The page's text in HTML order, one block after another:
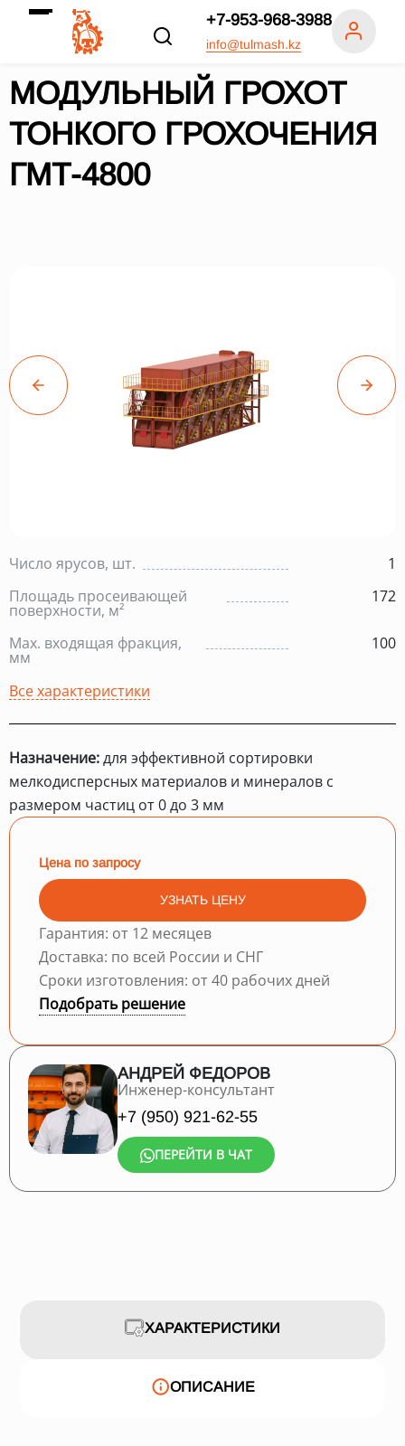
+7-953-968-3988
info@tulmash.kz
МОДУЛЬНЫЙ ГРОХОТ
ТОНКОГО ГРОХОЧЕНИЯ
ГМТ-4800
Число ярусов, шт.
1
Площадь просеивающей
поверхности, м²
172
Max. входящая фракция,
мм
100
Все характеристики
Назначение:для эффективной сортировки
мелкодисперсных материалов и минералов с
размером частиц от 0 до 3 мм
Цена по запросу
УЗНАТЬ ЦЕНУ
Гарантия: от 12 месяцев
Доставка: по всей России и СНГ
Сроки изготовления: от 40 рабочих дней
Подобрать решение
АНДРЕЙ ФЕДОРОВ
Инженер-консультант
+7 (950) 921-62-55
ПЕРЕЙТИ В ЧАТ
ХАРАКТЕРИСТИКИ
ОПИСАНИЕ